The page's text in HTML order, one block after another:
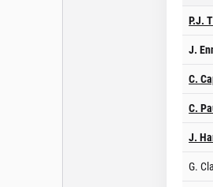
P.J.
J.
C.
C.
J.
G.